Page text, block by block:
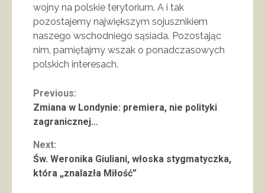
wojny na polskie terytorium. A i tak
pozostajemy największym sojusznikiem
naszego wschodniego sąsiada. Pozostając
nim, pamiętajmy wszak o ponadczasowych
polskich interesach.
Continue
Reading
Previous:
Zmiana w Londynie: premiera, nie polityki
zagranicznej…
Next:
Św. Weronika Giuliani, włoska stygmatyczka,
która „znalazła Miłość”